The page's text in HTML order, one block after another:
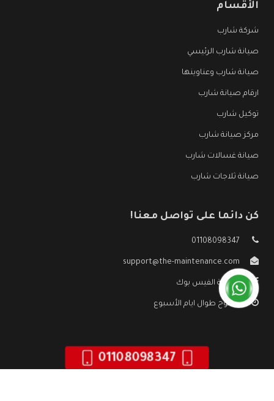
الأقسام
شركة شارب
صيانة شارب الرئيسي
صيانة شارب وعناوينها
ارقام صيانة شارب
توكيل شارب
مركز صيانة شارب
صيانة غسالات شارب
صيانة ثلاجات شارب
كن دائما على تواصل معنا!
01108098347
support@the-maintenance.com
صفحة الفيس بوك
مفتوح طوال ايام الأسبوع
01108098347